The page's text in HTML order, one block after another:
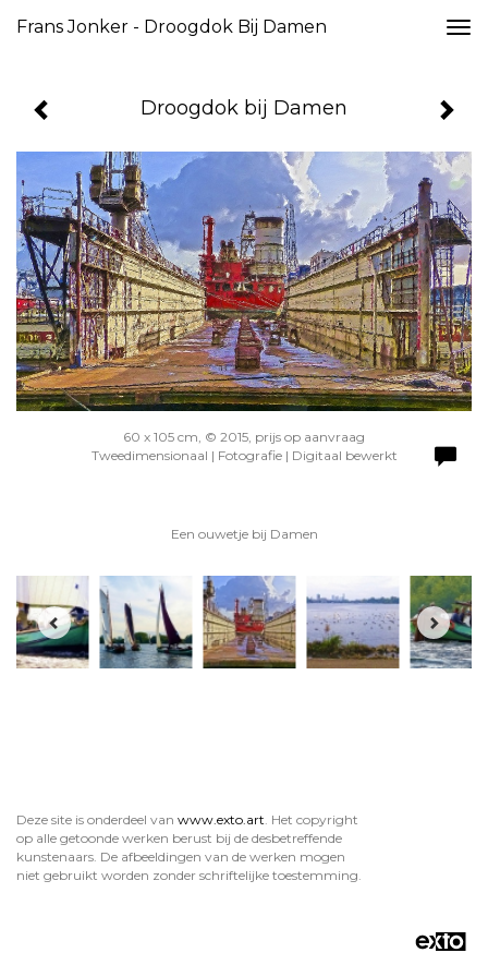
Frans Jonker - Droogdok Bij Damen
Droogdok bij Damen
60 x 105 cm, © 2015, prijs op aanvraag
Tweedimensionaal | Fotografie | Digitaal bewerkt
Een ouwetje bij Damen
Deze site is onderdeel van www.exto.art. Het copyright
op alle getoonde werken berust bij de desbetreffende
kunstenaars. De afbeeldingen van de werken mogen
niet gebruikt worden zonder schriftelijke toestemming.